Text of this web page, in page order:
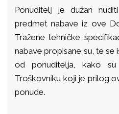
Ponuditelj je dužan
predmet nabave iz ove
Tražene tehničke
nabave propisane su, te se
od ponuditelja, kako su
Troškovniku koji je prilog
ponude.